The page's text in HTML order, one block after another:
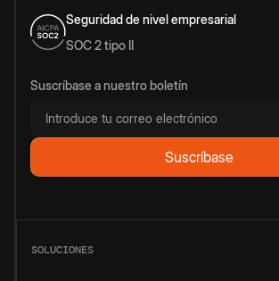
Seguridad de nivel empresarial
SOC 2 tipo II
Suscríbase a nuestro boletín
SOLUCIONES